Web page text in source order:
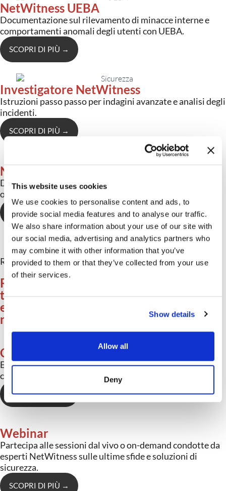
This website uses cookies
We use cookies to personalise content and ads, to
provide social media features and to analyse our traffic.
We also share information about your use of our site with
our social media, advertising and analytics partners who
may combine it with other information that you’ve
provided to them or that they’ve collected from your use
of their services.
Show details
Allow all
Deny
NetWitness UEBA
Documentazione sul rilevamento di minacce interne e
comportamenti anomali degli utenti con UEBA.
SCOPRI DI PIÙ →
Investigatore NetWitness
Istruzioni passo passo per indagini avanzate e analisi degli
incidenti.
SCOPRI DI PIÙ →
NetWitness Orchestrator
Documentazione sull’automazione e l’orchestrazione per
ottimizzare i flussi di lavoro di risposta.
SCOPRI DI PIÙ →
Risorse aggiuntive
Rimani informato, entra in contatto con i
tuoi colleghi e
espandi le tue conoscenze con queste
risorse.
Centro risorse
Esplora i whitepaper, i datasheet, le schede tecniche e i
casi di studio.
SCOPRI DI PIÙ→
Webinar
Partecipa alle sessioni dal vivo o on-demand condotte da
esperti NetWitness sulle ultime sfide e soluzioni di
sicurezza.
SCOPRI DI PIÙ →